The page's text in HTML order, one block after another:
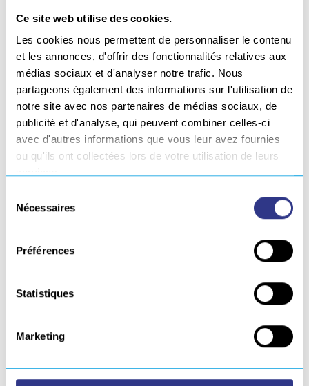
Ce site web utilise des cookies.
Les cookies nous permettent de personnaliser le contenu
et les annonces, d'offrir des fonctionnalités relatives aux
médias sociaux et d'analyser notre trafic. Nous
partageons également des informations sur l'utilisation de
notre site avec nos partenaires de médias sociaux, de
publicité et d'analyse, qui peuvent combiner celles-ci
avec d'autres informations que vous leur avez fournies
ou qu'ils ont collectées lors de votre utilisation de leurs
Nécessaires
Préférences
Statistiques
Marketing
Candidature spontanée
PDF ou DOCX
Votre lettre de motivation
informations saisies soient exploitées pour le recrutement.
Postuler
Les données vous concernant seront traitées de façon